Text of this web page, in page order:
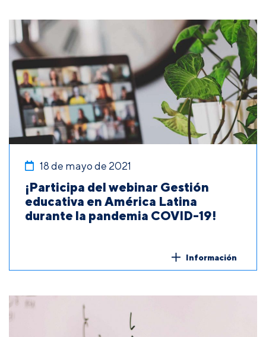
18 de mayo de 2021
¡Participa del webinar Gestión
educativa en América Latina
durante la pandemia COVID-19!
Información